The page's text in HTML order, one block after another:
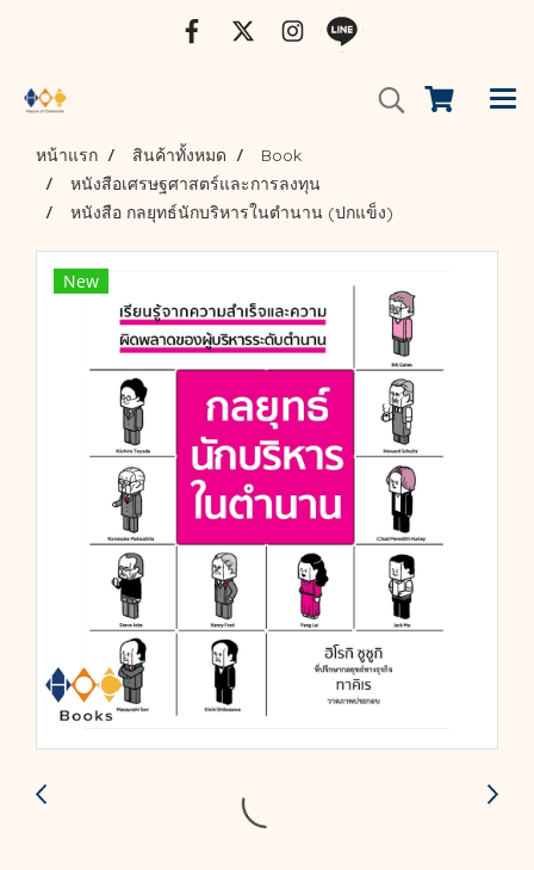
หน้าแรก สินค้าทั้งหมด
Book
หนังสือเศรษฐศาสตร์และการลงทุน
หนังสือ กลยุทธ์นักบริหารในตำนาน (ปกแข็ง)
New